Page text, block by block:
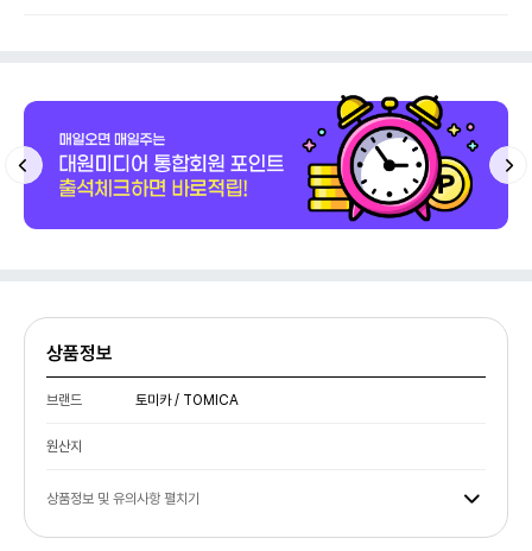
상품정보
브랜드 토미카 / TOMICA
원산지
상품정보 및 유의사항 펼치기